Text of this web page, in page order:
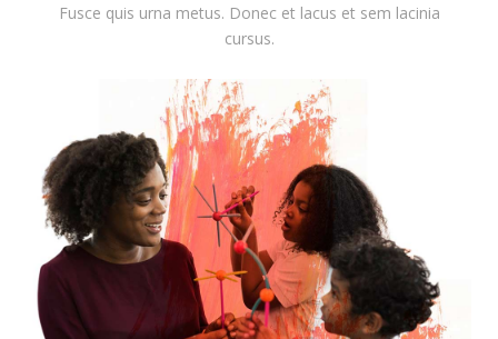
Fusce quis urna metus. Donec et lacus et sem lacinia
cursus.